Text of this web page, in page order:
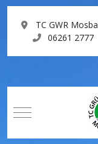
TC GWR
06261 2777
Mobile Menu Toggle